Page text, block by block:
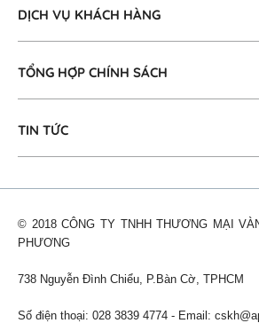
DỊCH VỤ KHÁCH HÀNG
TỔNG HỢP CHÍNH SÁCH
TIN TỨC
© 2018 CÔNG TY TNHH THƯƠNG MẠI
PHƯƠNG
738 Nguyễn Đình Chiểu, P.Bàn Cờ, TPHCM
Số điện thoại: 028 3839 4774 - Email: